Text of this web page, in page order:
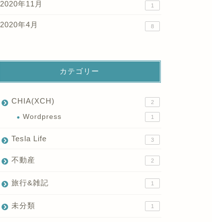
2020年11月 1
2020年4月 8
カテゴリー
CHIA(XCH) 2
Wordpress 1
Tesla Life 3
不動産 2
旅行&雑記 1
未分類 1